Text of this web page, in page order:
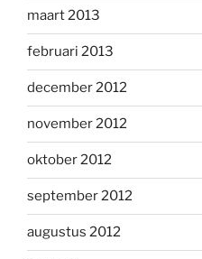
maart 2013
februari 2013
december 2012
november 2012
oktober 2012
september 2012
augustus 2012